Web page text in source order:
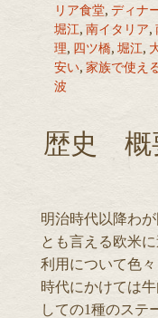
リア食堂, ディナ
堀江, 南イタリア,
理, 四ツ橋, 堀江,
安い, 家族で使え
波
歴史 概
明治時代以降わ
とも言える欧米
利用について色
時代にかけては
しての1種のステ